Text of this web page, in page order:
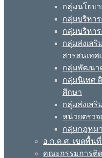
กลุ่มนโยบ
กลุ่มบริหา
กลุ่มบริหา
กลุ่มส่งเสริ
สารสนเทศ
กลุ่มพัฒนา
กลุ่มนิเทศ
ศึกษา
กลุ่มส่งเสริ
หน่วยตรว
กลุ่มกฎหม
อ.ก.ค.ศ. เขตพื้น
คณะกรรมการติ